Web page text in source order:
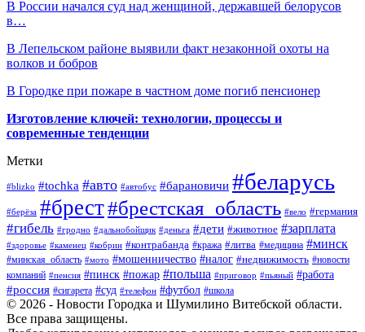
В России начался суд над женщиной, державшей белорусов
в…
В Лепельском районе выявили факт незаконной охоты на
волков и бобров
В Городке при пожаре в частном доме погиб пенсионер
Изготовление ключей: технологии, процессы и
современные тенденции
Метки
#blizko #tochka #авто #автобус #барановичи #беларусь
#берёза #брест#брестская_область #вело #германия
#гибель #гродно #дальнобойщик #деньга #дети #животное #зарплата
#здоровье #каменец #кобрин #контрабанда #кража #литва #медицина #минск
#минская_область #мото #мошенничество #налог #недвижимость #новости
компаний #пенсия #пинск #пожар #польша #приговор #пьяный #работа
#россия #сигарета #суд #телефон #футбол #школа
© 2026 - Новости Городка и Шумилино Витебской области.
Все права защищены.